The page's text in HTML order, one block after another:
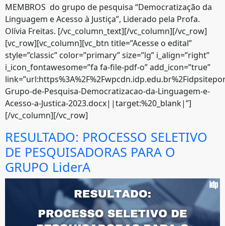
MEMBROS do grupo de pesquisa “Democratização da
Linguagem e Acesso à Justiça”, Liderado pela Profa.
Olívia Freitas. [/vc_column_text][/vc_column][/vc_row]
[vc_row][vc_column][vc_btn title=”Acesse o edital”
style=”classic” color=”primary” size=”lg” i_align=”right”
i_icon_fontawesome=”fa fa-file-pdf-o” add_icon=”true”
Grupo-de-Pesquisa-Democratizacao-da-Linguagem-e-
Acesso-a-Justica-2023.docx||target:%20_blank|”]
[/vc_column][/vc_row]
RESULTADO: PROCESSO SELETIVO
DE PESQUISADORAS PARA O
GRUPO LiderA